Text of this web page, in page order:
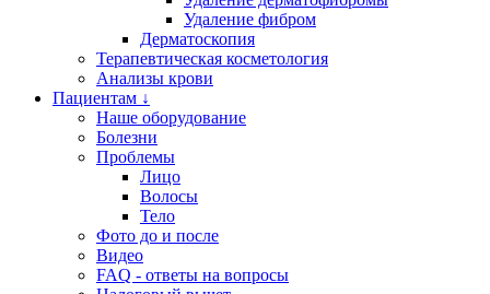
Удаление фибром
Дерматоскопия
Терапевтическая косметология
Анализы крови
Пациентам ↓
Наше оборудование
Болезни
Проблемы
Лицо
Волосы
Тело
Фото до и после
Видео
FAQ - ответы на вопросы